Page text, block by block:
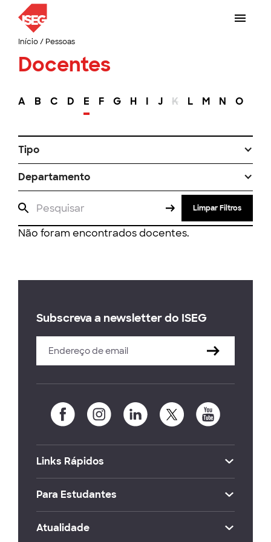
Início/ Pessoas
Docentes
A B C D E F G H I J K L M N O
Tipo
Departamento
Limpar Filtros
Não foram encontrados docentes.
Subscreva a newsletter do ISEG
Links Rápidos
Para Estudantes
Atualidade